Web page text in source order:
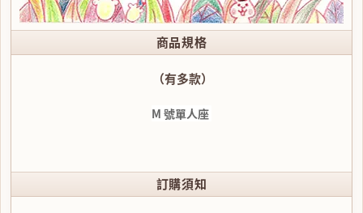
商品規格
（有多款）
M 號單人座
訂購須知